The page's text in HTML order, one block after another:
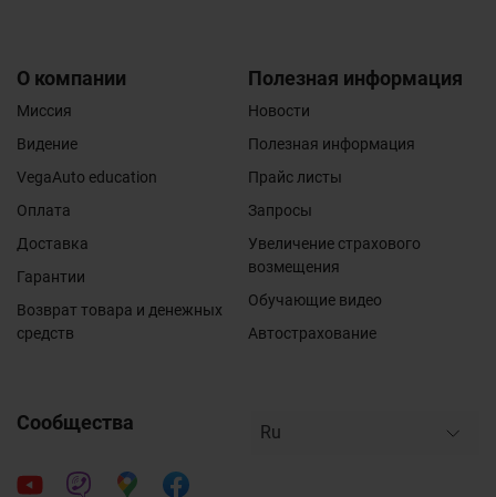
О компании
Миссия
Видение
VegaAuto education
Оплата
Доставка
Гарантии
Возврат товара и денежных
средств
Полезная информация
Новости
Полезная информация
Прайс листы
Запросы
Увеличение страхового
возмещения
Обучающие видео
Автострахование
Сообщества